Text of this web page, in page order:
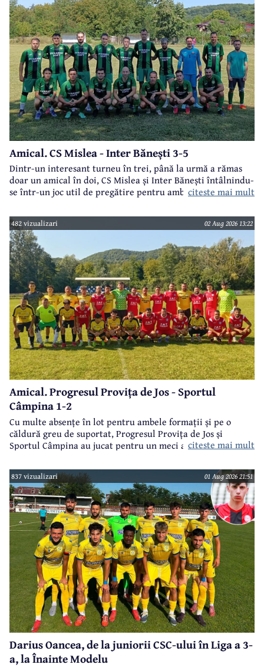
Amical. CS Mislea - Inter Bănești 3-5
Dintr-un interesant turneu în trei, până la urmă a rămas
doar un amical în doi, CS Mislea și Inter Bănești întâlnindu-
se într-un joc util de pregătire pentru ambele formații.
citeste mai mult
482 vizualizari 02 Aug 2026 13:22
Amical. Progresul Provița de Jos - Sportul
Câmpina 1-2
Cu multe absențe în lot pentru ambele formații și pe o
căldură greu de suportat, Progresul Provița de Jos și
Sportul Câmpina au jucat pentru un meci amical.citeste mai mult
837 vizualizari 01 Aug 2026 21:51
Darius Oancea, de la juniorii CSC-ului în Liga a 3-
a, la Înainte Modelu